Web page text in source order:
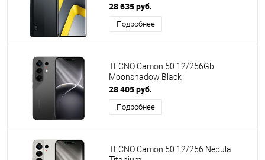
28 635 руб.
Подробнее
TECNO Camon 50 12/256Gb
Moonshadow Black
28 405 руб.
Подробнее
TECNO Camon 50 12/256 Nebula